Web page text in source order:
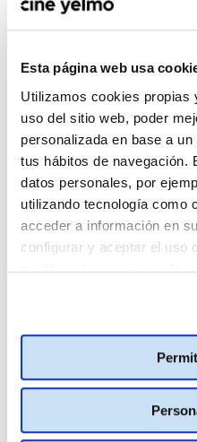
Esta página web usa
Utilizamos cookies propias
uso del sitio web, poder
personalizada en base a
tus hábitos de navegación.
datos personales, por
utilizando tecnología como
acceder a información en
configurar y aceptar el uso
modificar tus opciones de